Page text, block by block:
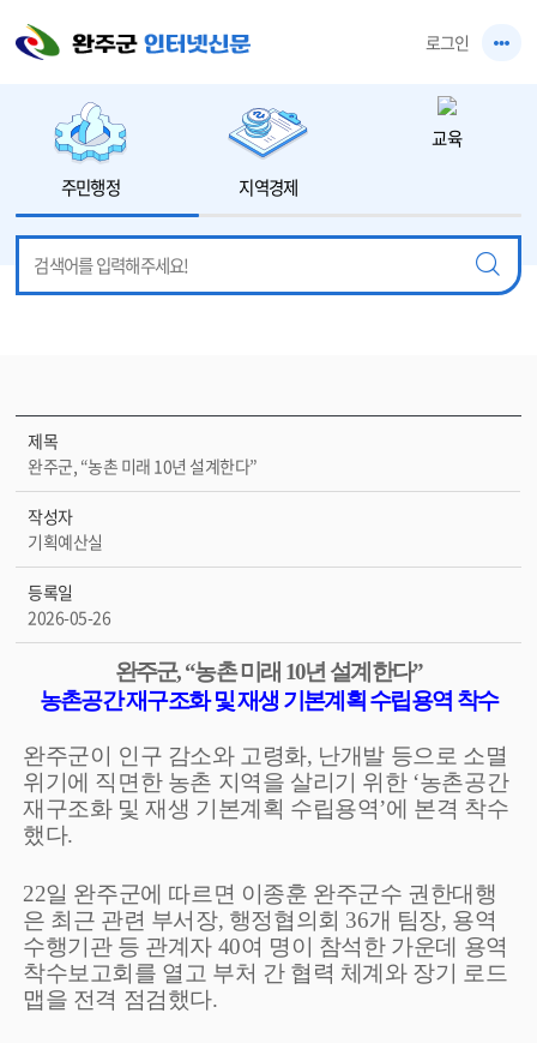
로그인
주민행정 지역경제
교육
제목
완주군, “농촌 미래 10년 설계한다”
작성자
기획예산실
등록일
2026-05-26
완주군, “농촌 미래 10년 설계한다”
농촌공간 재구조화 및 재생 기본계획 수립용역 착수
완주군이 인구 감소와 고령화, 난개발 등으로 소멸
위기에 직면한 농촌 지역을 살리기 위한 ‘농촌공간
재구조화 및 재생 기본계획 수립용역’에 본격 착수
했다.
22일 완주군에 따르면 이종훈 완주군수 권한대행
은 최근 관련 부서장, 행정협의회 36개 팀장, 용역
수행기관 등 관계자 40여 명이 참석한 가운데 용역
착수보고회를 열고 부처 간 협력 체계와 장기 로드
맵을 전격 점검했다.